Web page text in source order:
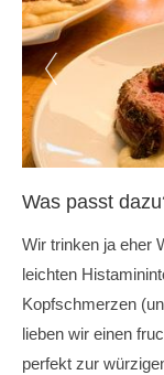
Was passt
Wir trinken ja eher
leichten
Kopfschmerzen
lieben wir einen
perfekt zur